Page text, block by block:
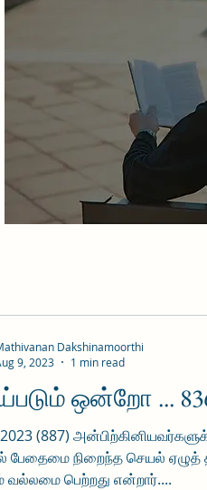
ஒன்றோ ...
(887)
பேதைமை நிறைந்த செயல்
வல்லமை பெற்றது என்றார்....
Dakshinamoorthi
9, 2023
1 min read